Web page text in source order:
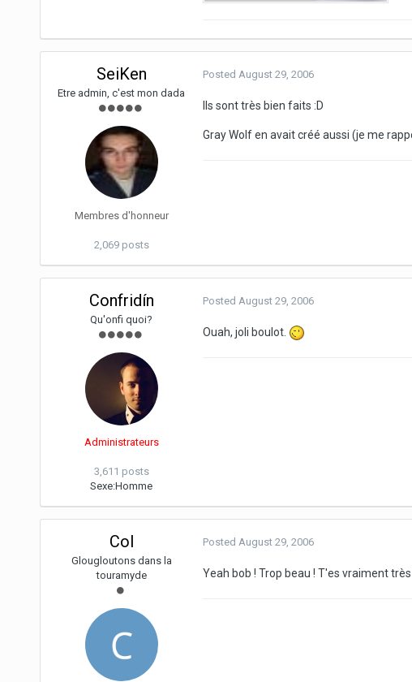
SeiKen
Etre admin, c'est mon dada
Membres d'honneur
2,069 posts
Posted August 29, 2006
Ils sont très bien faits :D
Gray Wolf en avait créé aussi (je me
Confridín
Qu'onfi quoi?
Administrateurs
3,611 posts
Sexe:Homme
Posted August 29, 2006
Ouah, joli boulot.
Col
Glougloutons dans la
touramyde
Posted August 29, 2006
Yeah bob ! Trop beau ! T'es vraiment très